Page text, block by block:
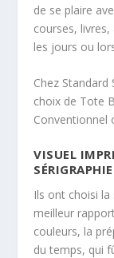
de se plaire
courses,
les jours ou
Chez
choix de Tote
Conventionnel
VISUEL
Ils ont choisi
meilleur
couleurs, la
du temps, qui